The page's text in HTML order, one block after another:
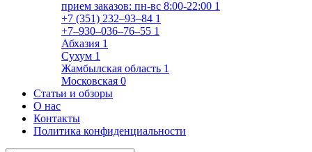
прием заказов: пн-вс 8:00-22:00 1
+7 (351) 232‒93‒84 1
+7‒930‒036‒76‒55 1
Абхазия 1
Сухум 1
Жамбылская область 1
Московская 0
Статьи и обзоры
О нас
Контакты
Политика конфиденциальности